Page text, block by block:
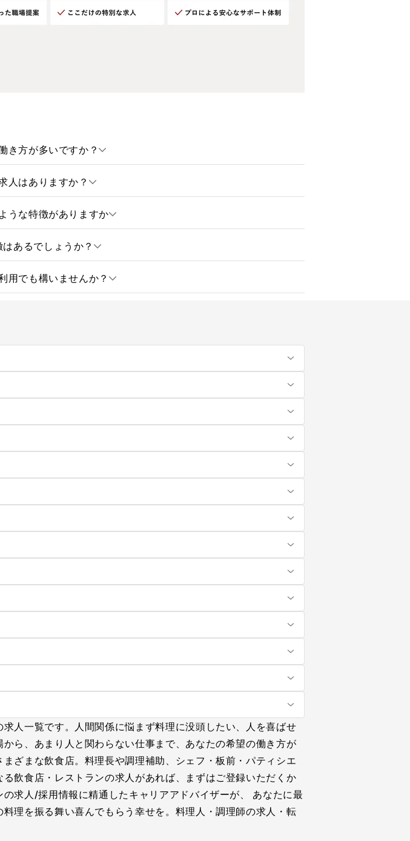
き方が多いですか？
人はありますか？
うな特徴がありますか
はあるでしょうか？
用でも構いませんか？
人一覧です。人間関係に悩まず料理に没頭したい、人を喜ばせ
ら、あまり人と関わらない仕事まで、あなたの希望の働き方が
ざまな飲食店。料理長や調理補助、シェフ・板前・パティシエ
飲食店・レストランの求人があれば、まずはご登録いただくか
求人/採用情報に精通したキャリアアドバイザーが、 あなたに最
理を振る舞い喜んでもらう幸せを。料理人・調理師の求人・転